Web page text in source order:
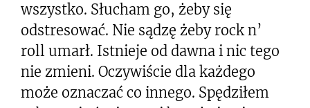
wszystko. Słucham go, żeby się
odstresować. Nie sądzę żeby rock n’
roll umarł. Istnieje od dawna i nic tego
nie zmieni. Oczywiście dla każdego
może oznaczać co innego. Spędziłem